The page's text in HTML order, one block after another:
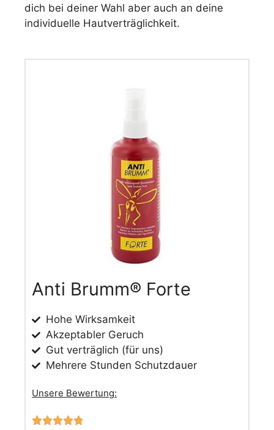
dich bei deiner Wahl aber auch an deine
individuelle Hautverträglichkeit.
Anti Brumm® Forte
Hohe Wirksamkeit
Akzeptabler Geruch
Gut verträglich (für uns)
Mehrere Stunden Schutzdauer
Unsere Bewertung:
